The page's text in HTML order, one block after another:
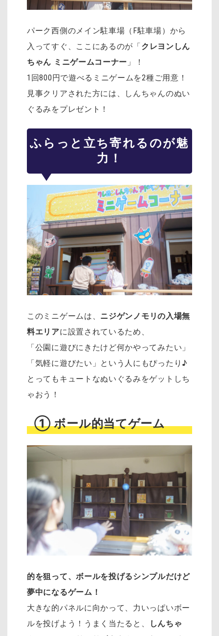
パーク西側のメイン駐車場（F駐車場）から
入ってすぐ、ここにあるのが「クレヨンしん
ちゃん ミニゲームコーナー 」！
1回800円で遊べるミニゲームを2種ご用意！
見事クリアされた方には、しんちゃんのぬい
ぐるみをプレゼント！
ふらっと立ち寄れるのが魅
力！
このミニゲームは、 ニジゲンノモリの入場無
料エリアに設置されているため、
「公園に遊びにきたけど何かやってみたい」
「気軽に遊びたい」という人にもぴったり♪
とってもキュートなぬいぐるみをゲットしち
ゃおう！
① ボール的当てゲーム
的を狙って、ボールを投げるシンプルだけど
夢中になるゲーム！
大きな的パネルに向かって、力いっぱいボー
ルを投げよう！うまく当たると、
しんちゃ